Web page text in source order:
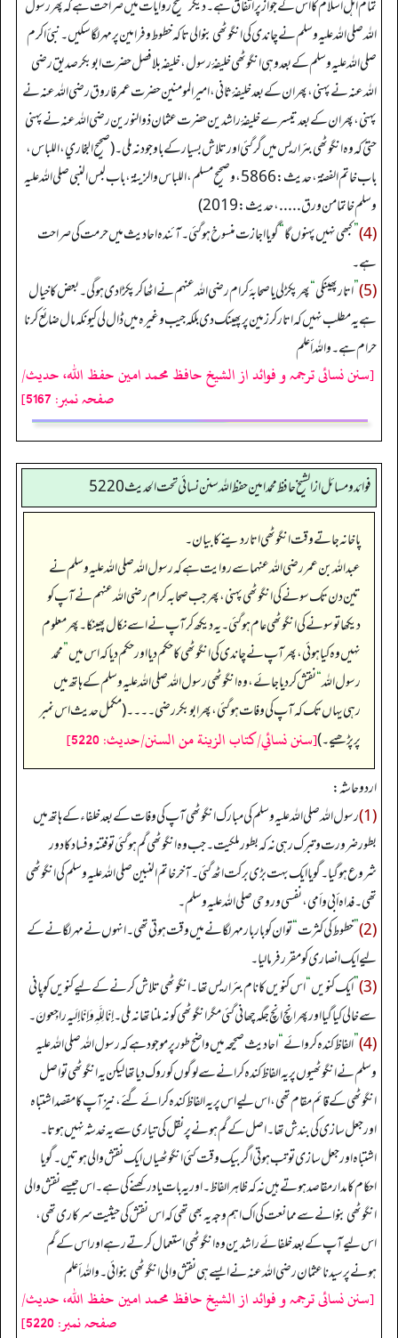
تمام اہل اسلام کا اس کے جواز پر اتفاق ہے۔ دیگر صحیح روایات میں صراحت ہے کہ پھر رسول
اللہ صلی اللہ علیہ وسلم نے چاندی کی انگوٹھی بنوالی تاکہ خطوط وفرامین پر مہر لگا سکیں۔ نبئ اکرم
صلی اللہ علیہ وسلم کے بعد وہی انگوٹھی خلیفۂ رسول، خلیفہ بلافصل حضرت ابوبکر صدیق رضی
اللہ عنہ نے پہنی، پھر ان کے بعد خلیفۂ ثانی، امیر المومنین حضرت عمرفاروق رضی اللہ عنہ نے
پہنی، پھر ان کے بعد تیسرے خلیفۂ راشدین حضرت عثمان ذوالنورین رضی اللہ عنہ نے پہنی
حتیٰ کہ وہ انگوٹھی بئر اریس میں گرگئی اور تلاش بسیار کے باوجود نہ ملی۔ (صحیح البخاري، اللباس،
باب خاتم الفضة، حدیث:5866، وصحیح مسلم، اللباس والزینة، باب لبس النبي صلی اللہ علیہ
وسلم خاتما من ورق.....، حدیث: 2019)
(4)
”کبھی نہیں پہنوں گا“گویا اجازت منسوخ ہوگئی۔ آئندہ احادیث میں حرمت کی صراحت
ہے۔
(5)
”اتار پھینکی“پھر پکڑلی یا صحابۂ کرام رضی اللہ عنہم نے اٹھا کر پکڑا دی ہوگی۔ بعض کا خیال
ہے یہ مطلب نہیں کہ اتار کر زمین پر پھینک دی بلکہ جیب وغیرہ میں ڈال لی کیونکہ مال ضائع کرنا
حرام ہے۔ واللہ أعلم
[سنن نسائی ترجمہ و فوائد از الشیخ حافظ محمد امین حفظ اللہ، حدیث/
صفحہ نمبر: 5167]
فوائد ومسائل از الشيخ حافظ محمد امين حفظ الله سنن نسائي تحت الحديث5220
پاخانہ جاتے وقت انگوٹھی اتار دینے کا بیان۔
عبداللہ بن عمر رضی اللہ عنہما سے روایت ہے کہ رسول اللہ صلی اللہ علیہ وسلم نے
تین دن تک سونے کی انگوٹھی پہنی، پھر جب صحابہ کرام رضی اللہ عنہم نے آپ کو
دیکھا تو سونے کی انگوٹھی عام ہو گئی۔ یہ دیکھ کر آپ نے اسے نکال پھینکا۔ پھر معلوم
نہیں وہ کیا ہوئی، پھر آپ نے چاندی کی انگوٹھی کا حکم دیا اور حکم دیا کہ اس میں”محمد
رسول اللہ“نقش کر دیا جائے، وہ انگوٹھی رسول اللہ صلی اللہ علیہ وسلم کے ہاتھ میں
رہی یہاں تک کہ آپ کی وفات ہو گئی، پھر ابوبکر رضی۔۔۔۔ (مکمل حدیث اس نمبر
پر پڑھیے۔)[سنن نسائي/كتاب الزينة من السنن/حدیث: 5220]
اردو حاشہ:
(1) رسول اللہ صلی اللہ علیہ وسلم کی مبارک انگوٹھی آپ کی وفات کے بعد خلفاء کے ہاتھ میں
بطور ضرورت وتبرک رہی نہ کہ بطور ملکیت۔ جب وہ انگوٹھی گم ہو گئی تو فتنہ وفساد کا دور
شروع ہو گیا۔ گویا ایک بہت بڑی برکت اٹھ گئی۔ آخر خاتم النبین صلی اللہ علیہ وسلم کی انگوٹھی
تھی۔ فداه أبي وأمي، نفسي وروحي صلی اللہ علیہ وسلم ۔
(2)
”خطوط کی کثرت“تو ان کو بار بار مہر لگانے میں وقت ہوتی تھی۔ انہوں نے مہر لگانے کے
لیے ایک انصاری کو مقرر فرما لیا۔
(3)
”ایک کنویں“اس کنویں کا نام بئر اریس تھا۔ انگوٹھی تلاش کرنے کے لیے کنویں کو پانی
سے خالی کیا گیا اور پھر انچ انچ جگہ چھانی گئی مگر انگوٹھی کو نہ ملنا تھا نہ ملی۔ إِنّا لِلَّـهِ وَإِنّا إِلَيهِ ر‌اجِعونَ۔
(4)
”الفاظ کندہ کروائے“احادیث صحیحہ میں واضح طورپر موجود ہے کہ رسول اللہ صلی اللہ علیہ
وسلم نے انگوٹھیوں پر یہ الفاظ کندہ کرانے سے لوگوں کوروک دیا تھا لیکن یہ انگوٹھی تواصل
انگوٹھی کے قائم مقام تھی، اس لیے اس پر یہ الفاظ کندہ کرائے گئے، نیز آپ کا مقصد اشتباہ
اور جعل سازی کی بندش تھا۔ اصل کے گم ہونے پر نقل کی تیاری سے یہ خدشہ نہیں ہوتا۔
اشتباہ اور جعل سازی توتب ہوتی اگر بیک وقت کئی انگوٹھیاں ایک نقش والی ہوتیں۔ گویا
احکام کا مدار مقاصد ہوتے ہیں نہ کہ ظاہر الفاظ۔ اور یہ بات یاد رکھنے کی ہے۔ اس جیسے نقش والی
انگوٹھی بنوانے سے ممانعت کی اک اہم وجہ یہ بھی تھی کہ اس نقش کی حیثیت سرکار ی تھی،
اس لیے آپ کے بعد خلفائے راشدین وہ انگوٹھی استعمال کرتے رہے اور اس کے گم
ہونے پر سیدنا عثمان رضی اللہ عنہ نے ایسے ہی نقش والی انگوٹھی بنوائی۔ واللہ أعلم
[سنن نسائی ترجمہ و فوائد از الشیخ حافظ محمد امین حفظ اللہ، حدیث/
صفحہ نمبر: 5220]